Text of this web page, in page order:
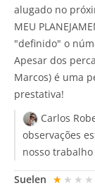
alugado no
MEU
"definido" o
Apesar dos
Marcos) é uma
prestativa!
Carlos
observações
nosso trabalho
Suelen